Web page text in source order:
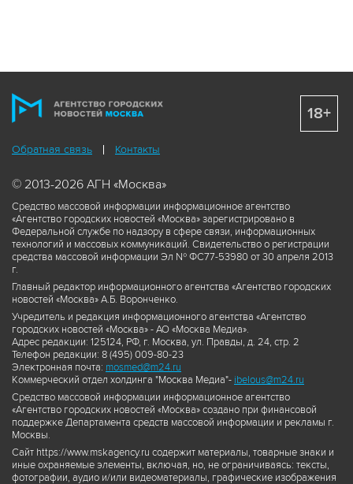
Обратная связь Контакты
© 2013-2026 АГН «Москва»
Средство массовой информации информационное агентство
«Агентство городских новостей «Москва» зарегистрировано в
Федеральной службе по надзору в сфере связи, информационных
технологий и массовых коммуникаций. Свидетельство о регистрации
средства массовой информации Эл № ФС77-53980 от 30 апреля 2013
г.
Главный редактор информационного агентства «Агентство городских
новостей «Москва» А.Б. Воронченко.
Учредитель и редакция информационного агентства «Агентство
городских новостей «Москва» - АО «Москва Медиа».
Адрес редакции: 125124, РФ, г. Москва, ул. Правды, д. 24, стр. 2
Телефон редакции: 8 (495) 009-80-23
Электронная почта: mosmed@m24.ru
Коммерческий отдел холдинга "Москва Медиа"- ibelous@m24.ru
Средство массовой информации информационное агентство
«Агентство городских новостей «Москва» создано при финансовой
поддержке Департамента средств массовой информации и рекламы г.
Москвы.
Сайт https://www.mskagency.ru содержит материалы, товарные знаки и
иные охраняемые элементы, включая, но, не ограничиваясь: тексты,
фотографии, аудио и/или видеоматериалы, графические изображения
18+